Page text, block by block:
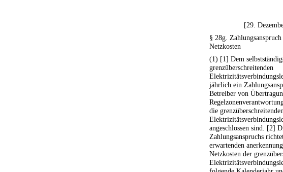
[29.
§ 28g.
Netzkosten
(1) [1] Dem
grenzüberschreitenden
jährlich ein
Betreiber von
die
angeschlossen sind. [2]
Zahlungsanspruchs
erwartenden
Netzkosten der